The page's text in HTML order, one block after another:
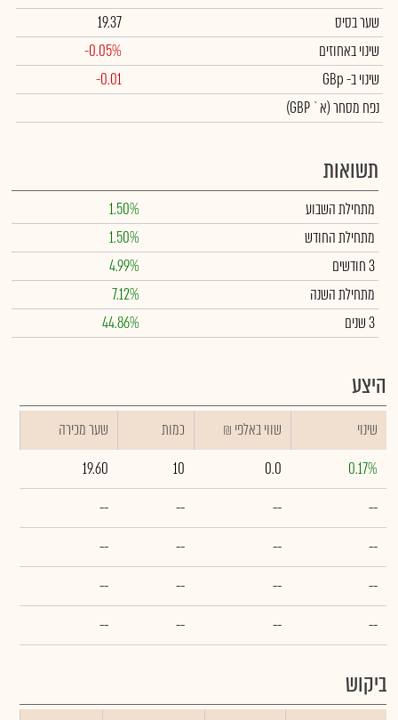
שער בסיס
19.37
שינוי באחוזים
-0.05%
שינויב- GBp
-0.01
נפח מסחר(א` GBP)
תשואות
מתחילת השבוע
1.50%
מתחילת החודש
1.50%
3 חודשים
4.99%
מתחילת השנה
7.12%
3 שנים
44.86%
היצע
שינוי ₪ שווי באלפי כמות
שער מכירה
0.17%
0.0
10
19.60
--
--
--
--
--
--
--
--
--
--
--
--
--
--
--
--
ביקוש